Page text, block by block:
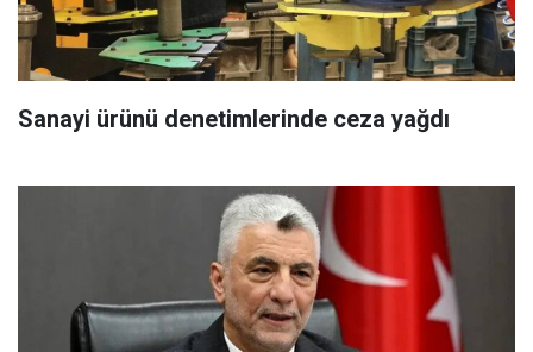
Sanayi ürünü denetimlerinde ceza yağdı